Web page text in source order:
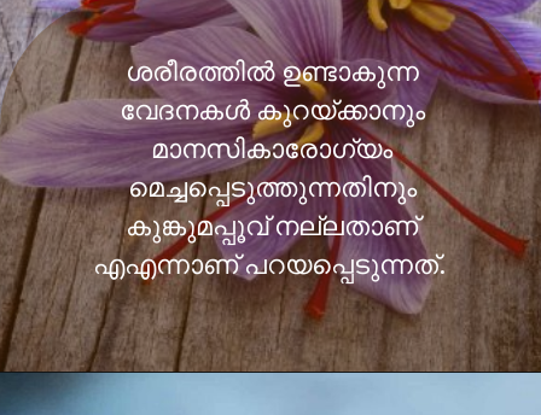
ശരീരത്തിൽ ഉണ്ടാകുന്ന
വേദനകൾ കുറയ്ക്കാനും
മാനസികാരോഗ്യം
മെച്ചപ്പെടുത്തുന്നതിനും
കുങ്കുമപ്പൂവ് നല്ലതാണ്
എഎന്നാണ് പറയപ്പെടുന്നത്.